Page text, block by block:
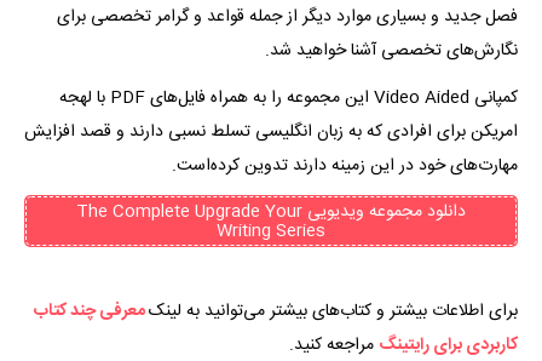
فصل جدید و بسیاری موارد دیگر از جمله قواعد و گرامر تخصصی برای
نگارش‌های تخصصی آشنا خواهید شد.
کمپانی Video Aided این مجموعه را به همراه فایل‌های PDF با لهجه
امریکن برای افرادی که به زبان انگلیسی تسلط نسبی دارند و قصد افزایش
مهارت‌های خود در این زمینه دارند تدوین کرده‌است.
دانلود مجموعه ویدیویی The Complete Upgrade Your
Writing Series
برای اطلاعات بیشتر و کتاب‌های بیشتر می‌توانید به لینکمعرفی چند کتاب
کاربردی برای رایتینگ مراجعه کنید.